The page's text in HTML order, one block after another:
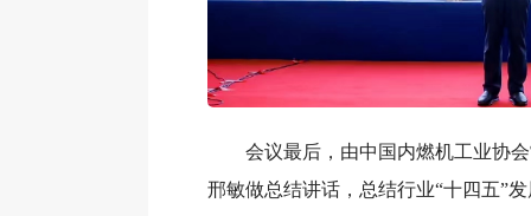
会议最后，由中国内燃机工业协
邢敏做总结讲话，总结行业“十四五”